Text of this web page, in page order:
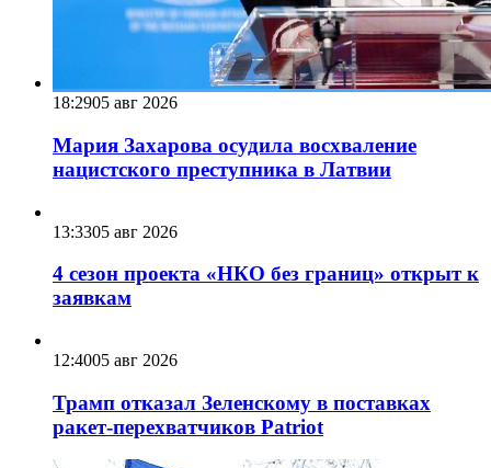
18:2905 авг 2026
Мария Захарова осудила восхваление
нацистского преступника в Латвии
13:3305 авг 2026
4 сезон проекта «НКО без границ» открыт к
заявкам
12:4005 авг 2026
Трамп отказал Зеленскому в поставках
ракет-перехватчиков Patriot